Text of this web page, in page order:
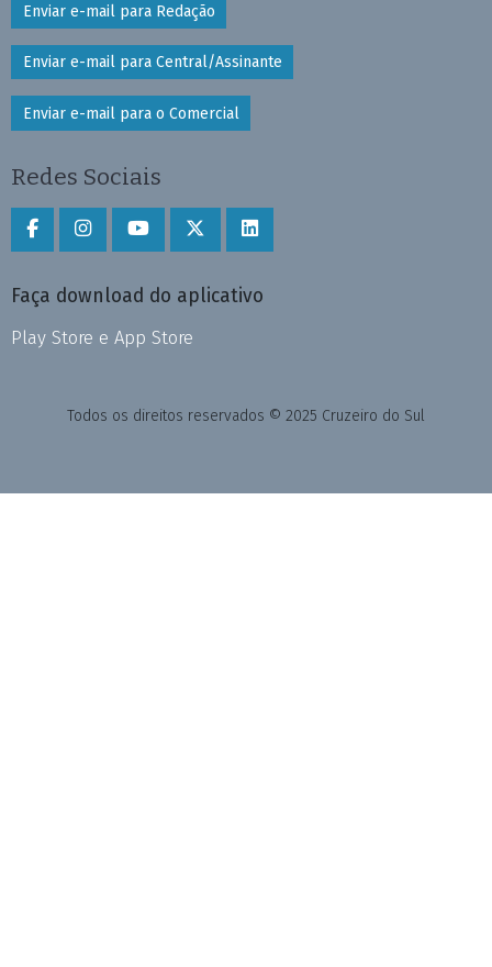
Enviar e-mail para Redação
Enviar e-mail para Central/Assinante
Enviar e-mail para o Comercial
Redes Sociais
Faça download do aplicativo
Play Store e App Store
Todos os direitos reservados © 2025 Cruzeiro do Sul